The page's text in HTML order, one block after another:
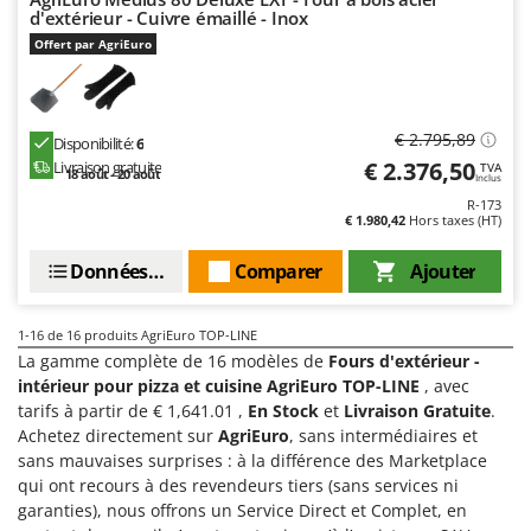
d'extérieur - Cuivre émaillé - Inox
Offert par AgriEuro
Disponibilité:6
Livraison gratuite
18 août - 20 août
€ 2.795,89
€ 2.376,50 TVA
Inclus
R-173
€ 1.980,42 Hors taxes (HT)
Ajouter
Comparer
Données techniques
1-16 de 16 produits AgriEuro TOP-LINE
La gamme complète de 16 modèles de Fours d'extérieur -
intérieur pour pizza et cuisine AgriEuro TOP-LINE , avec
tarifs à partir de € 1,641.01 , En Stock et Livraison Gratuite.
Achetez directement sur AgriEuro, sans intermédiaires et
sans mauvaises surprises : à la différence des Marketplace
qui ont recours à des revendeurs tiers (sans services ni
garanties), nous offrons un Service Direct et Complet, en